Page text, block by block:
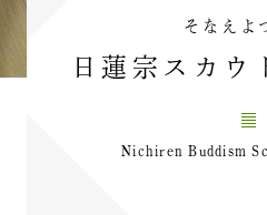
そなえよ
日蓮宗スカウ
Nichiren Buddism